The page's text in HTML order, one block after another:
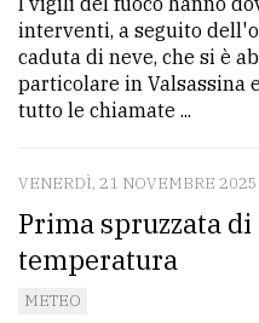
Privacy
policy
Cookie
interventi, a seguito
caduta di neve, che si è
particolare in Valsassina
tutto le chiamate ...
VENERDÌ, 21 NOVEMBRE
Prima spruzzata
temperatura
METEO